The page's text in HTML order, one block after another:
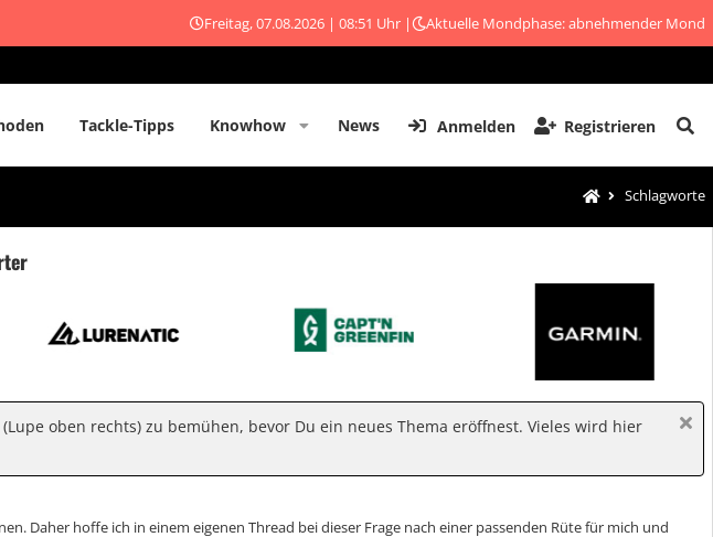
Freitag, 07.08.2026 | 08:51 Uhr | Aktuelle Mondphase: abnehmender Mond
Tackle-Tipps Knowhow News Anmelden Registrieren
Schlagworte
oben rechts) zu bemühen, bevor Du ein neues Thema eröffnest. Vieles wird hier
Daher hoffe ich in einem eigenen Thread bei dieser Frage nach einer passenden Rüte für mich und